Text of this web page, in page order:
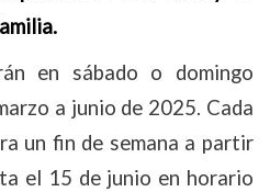
en sábado o domingo
a junio de 2025. Cada
un fin de semana a partir
el 15 de junio en horario